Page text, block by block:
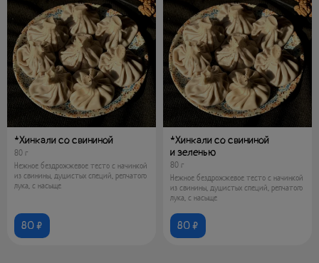
*Хинкали со свининой
80 г
Нежное бездрожжевое тесто с начинкой
из свинины, душистых специй, репчатого
лука, с насыще
80 ₽
*Хинкали со свининой
и зеленью
80 г
Нежное бездрожжевое тесто с начинкой
из свинины, душистых специй, репчатого
лука, с насыще
80 ₽